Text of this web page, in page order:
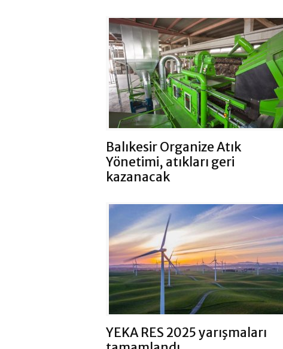
Balıkesir Organize Atık
Yönetimi, atıkları geri
kazanacak
YEKA RES 2025 yarışmaları